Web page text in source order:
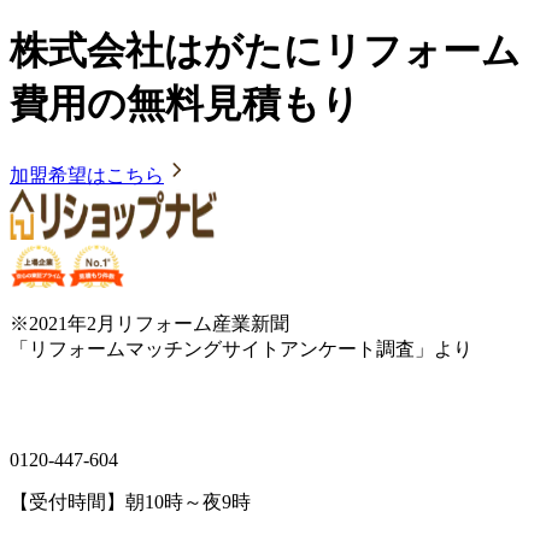
株式会社はがたにリフォーム
費用の無料見積もり
加盟希望はこちら
※2021年2月リフォーム産業新聞
「リフォームマッチングサイトアンケート調査」より
0120-447-604
【受付時間】朝10時～夜9時